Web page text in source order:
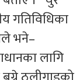
गतिविधिका
भने–
लागि